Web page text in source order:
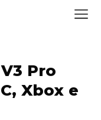
Pro
Xbox e